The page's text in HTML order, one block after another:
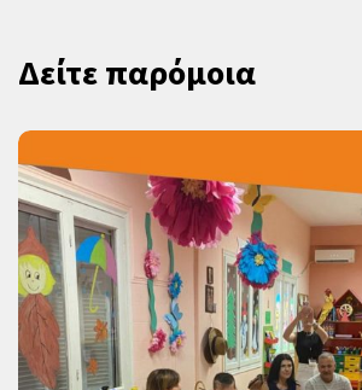
Δείτε παρόμοια